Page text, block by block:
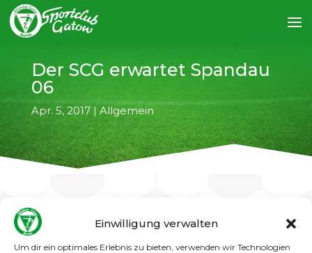
Einwilligung verwalten
Um dir ein optimales Erlebnis zu bieten, verwenden wir Technologien
Der SCG erwartet Spandau
06
Apr. 5, 2017|Allgemein
←